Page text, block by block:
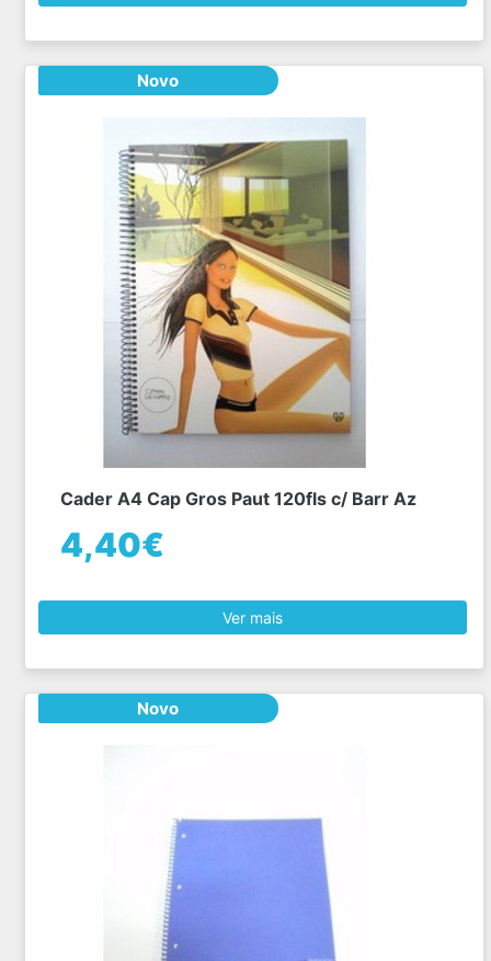
Novo
Cader A4 Cap Gros Paut 120fls c/ Barr Az
4,40€
Ver mais
Novo